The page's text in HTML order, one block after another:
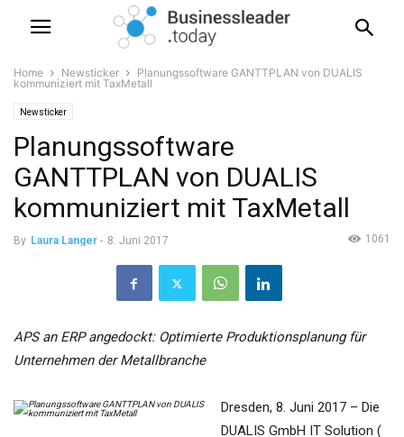
Home Newsticker
Planungssoftware GANTTPLAN von DUALIS
kommuniziert mit TaxMetall
Newsticker
Planungssoftware
GANTTPLAN von DUALIS
kommuniziert mit TaxMetall
By Laura Langer - 8. Juni 2017 1061
APS an ERP angedockt: Optimierte Produktionsplanung für
Unternehmen der Metallbranche
Dresden, 8. Juni 2017 – Die
DUALIS GmbH IT Solution (